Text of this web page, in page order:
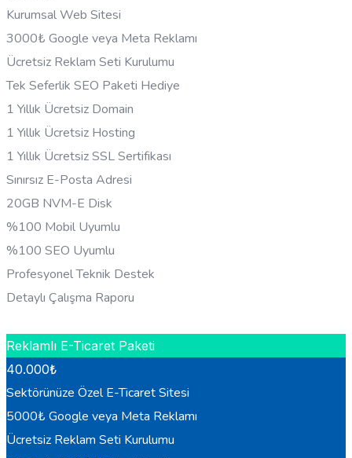
Kurumsal Web Sitesi
3000₺ Google veya Meta Reklamı
Ücretsiz Reklam Seti Kurulumu
Tek Seferlik SEO Paketi Hediye
1 Yıllık Ücretsiz Domain
1 Yıllık Ücretsiz Hosting
1 Yıllık Ücretsiz SSL Sertifikası
Sınırsız E-Posta Adresi
20GB NVM-E Disk
%100 Mobil Uyumlu
%100 SEO Uyumlu
Profesyonel Teknik Destek
Detaylı Çalışma Raporu
Reklamlı E-Ticaret Paketi
40.000₺
Sektörünüze Özel E-Ticaret Sitesi
5000₺ Google veya Meta Reklamı
Ücretsiz Reklam Seti Kurulumu